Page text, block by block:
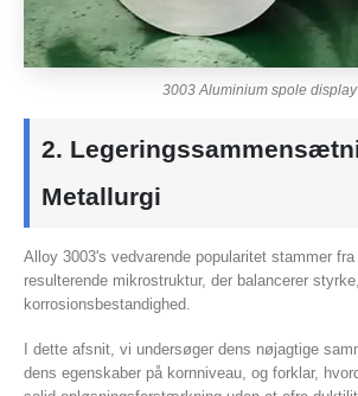
3003 Aluminium spole display
2.
Metallurgi
Alloy 3003's vedvarende popularitet stammer
resulterende mikrostruktur, der balancerer
korrosionsbestandighed.
I dette afsnit, vi undersøger dens nøjagtige
dens egenskaber på kornniveau, og forklar,